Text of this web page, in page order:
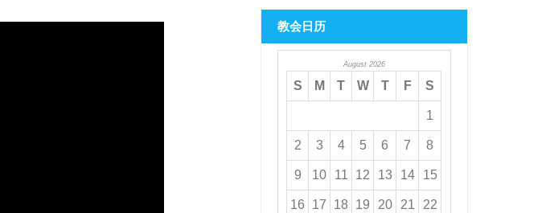
教会日历
August 2026
S M T W T F S
1
2 3 4 5 6 7 8
9 10 11 12 13 14 15
16 17 18 19 20 21 22